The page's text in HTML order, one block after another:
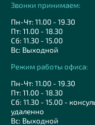
Звонки принимаем:
Пн-Чт: 11.00 - 19.30
Пт: 11.00 - 18.30
Сб: 11.30 - 15.00
Вс: Выходной
Режим работы офиса:
Пн-Чт: 11.00 - 19.30
Пт: 11.00 - 18.30
Сб: 11.30 - 15.00 -
удаленно
Вс: Выходной